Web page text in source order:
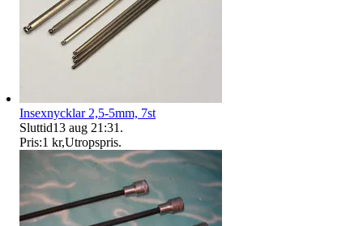
Insexnycklar 2,5-5mm, 7st
Sluttid13 aug 21:31 .
Pris:1 kr,Utropspris.